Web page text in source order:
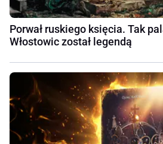
Porwał ruskiego księcia. Tak
Włostowic został legendą